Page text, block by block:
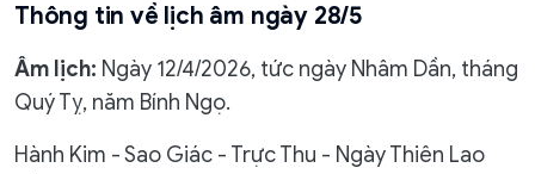
Thông tin về lịch âm ngày 28/5
Âm lịch: Ngày 12/4/2026, tức ngày Nhâm Dần, tháng
Quý Tỵ, năm Bính Ngọ.
Hành Kim - Sao Giác - Trực Thu - Ngày Thiên Lao